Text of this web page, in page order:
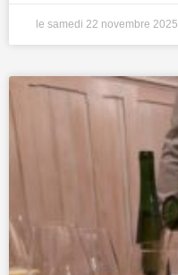
le samedi 22 novembre 2025